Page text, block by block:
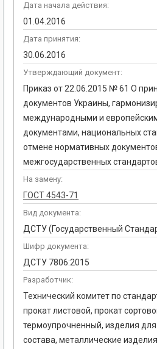
Дата начала действия:
01.04.2016
Дата принятия:
30.06.2016
Утверждающий документ:
Приказ от 22.06.2015 № 61 О
документов Украины,
международными и
документами, национальных
отмене нормативных
межгосударственных
На замену:
ГОСТ 4543-71
Вид документа:
ДСТУ (Государственный
Шифр документа:
ДСТУ 7806:2015
Разработчик:
Технический комитет по
прокат листовой, прокат
термоупрочненный, изделия
состава, металлические